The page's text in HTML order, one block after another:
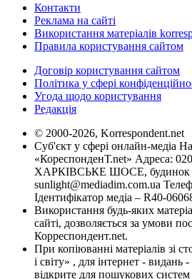
Контакти
Реклама на сайті
Використання матеріалів
Правила користування сайтом
Договір користування сайтом
Політика у сфері
Угода щодо користування
Редакція
© 2000-2026, Korrespondent.net
Суб'єкт у сфері онлайн-медіа
«КореспонденТ.net» Адреса:
ХАРКІВСЬКЕ ШОСЕ, будинок
sunlight@mediadim.com.ua
Ідентифікатор медіа – R40-
Використання будь-яких
сайті, дозволяється за умови
Корреспондент.net.
При копіюванні матеріалів зі
і світу» , для інтернет - видань
відкрите для пошукових систем